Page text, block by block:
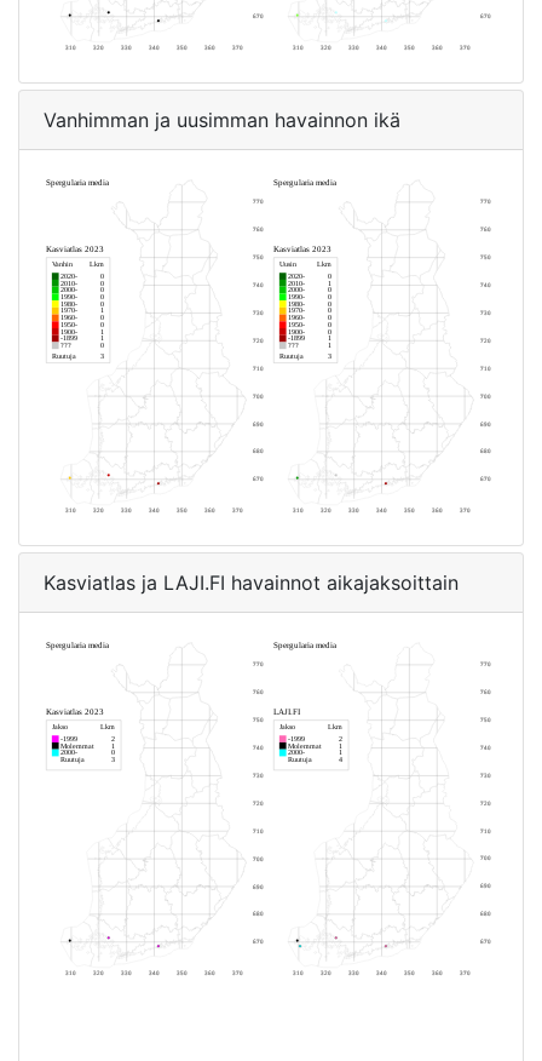
Vanhimman ja uusimman havainnon ikä
Kasviatlas ja LAJI.FI havainnot aikajaksoittain